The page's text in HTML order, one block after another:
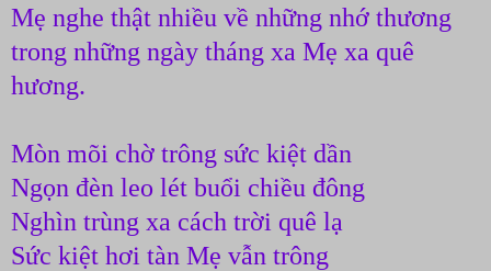
Mẹ nghe thật nhiều về những nhớ thương
trong những ngày tháng xa Mẹ xa quê
hương.
Mòn mõi chờ trông sức kiệt dần
Ngọn đèn leo lét buổi chiều đông
Nghìn trùng xa cách trời quê lạ
Sức kiệt hơi tàn Mẹ vẫn trông